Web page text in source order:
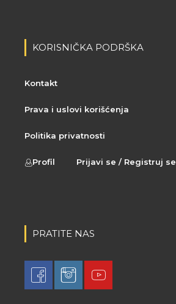
KORISNIČKA PODRŠKA
Kontakt
Prava i uslovi korišćenja
Politika privatnosti
Profil Prijavi se / Registruj se
PRATITE NAS